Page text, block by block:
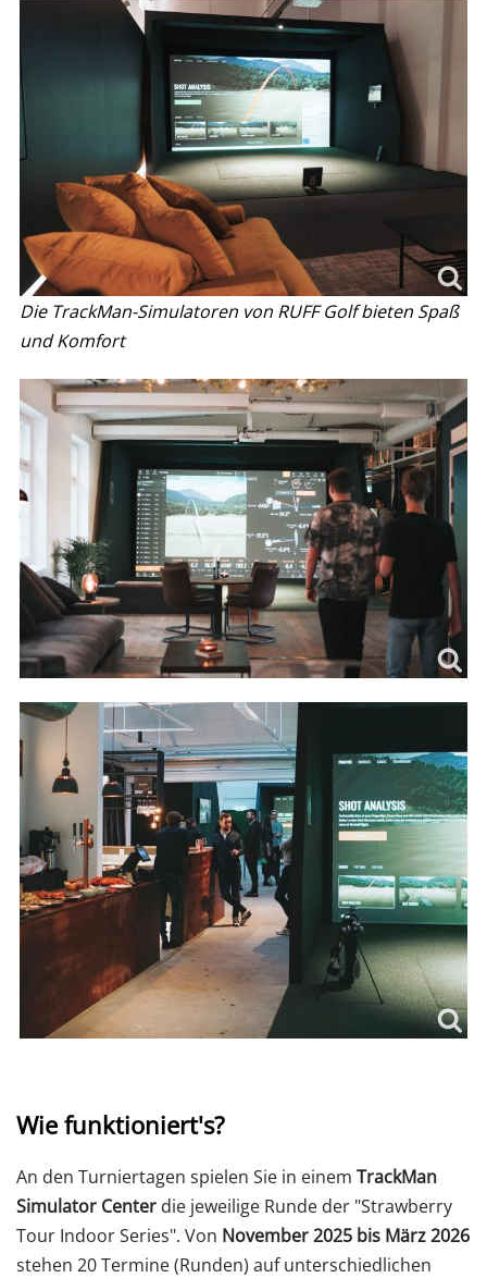
Die TrackMan-Simulatoren von RUFF Golf bieten Spaß
und Komfort
Wie funktioniert's?
An den Turniertagen spielen Sie in einem TrackMan
Simulator Center die jeweilige Runde der "Strawberry
Tour Indoor Series". Von November 2025 bis März 2026
stehen 20 Termine (Runden) auf unterschiedlichen